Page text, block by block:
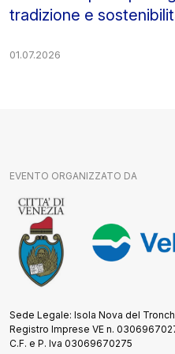
tradizione e
01.07.2026
EVENTO ORGANIZZATO DA
Sede Legale: Isola Nova del
Registro Imprese VE n.
C.F. e P. Iva 03069670275